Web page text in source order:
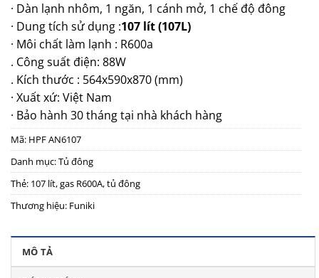
· Dàn lạnh nhôm, 1 ngăn, 1 cánh mở, 1 chế độ đông
· Dung tích sử dụng :107 lít (107L)
· Môi chất làm lạnh : R600a
. Công suất điện: 88W
. Kích thước : 564x590x870 (mm)
· Xuất xứ: Việt Nam
· Bảo hành 30 tháng tại nhà khách hàng
Mã: HPF AN6107
Danh mục:Tủ đông
Thẻ: 107 lít,gas R600A,tủ đông
Thương hiệu: Funiki
MÔ TẢ